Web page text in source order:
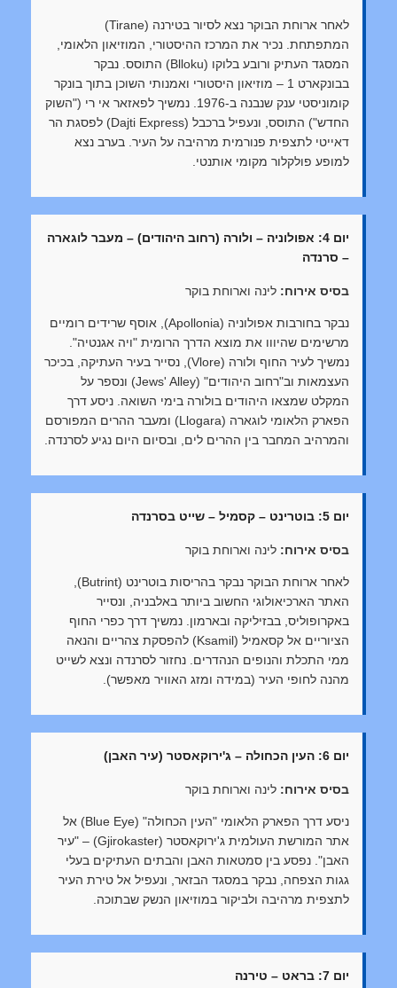
לאחר ארוחת הבוקר נצא לסיור בטירנה (Tirane)
המתפתחת. נכיר את המרכז ההיסטורי, המוזיאון הלאומי,
המסגד העתיק ורובע בלוקו (Blloku) התוסס. נבקר
בבונקארט 1 – מוזיאון היסטורי ואמנותי השוכן בתוך בונקר
קומוניסטי ענק שנבנה ב-1976. נמשיך לפאזאר אי רי ("השוק
החדש") התוסס, ונעפיל ברכבל (Dajti Express) לפסגת הר
דאייטי לתצפית פנורמית מרהיבה על העיר. בערב נצא
למופע פולקלור מקומי אותנטי.
יום 4: אפולוניה – ולורה (רחוב היהודים) – מעבר לוגארה
– סרנדה
בסיס אירוח: לינה וארוחת בוקר
נבקר בחורבות אפולוניה (Apollonia), אוסף שרידים רומיים
מרשימים שהיווו את מוצא הדרך הרומית "ויה אגנטיה".
נמשיך לעיר החוף ולורה (Vlore), נסייר בעיר העתיקה, בכיכר
העצמאות וב"רחוב היהודים" (Jews' Alley) ונספר על
המקלט שמצאו היהודים בולורה בימי השואה. ניסע דרך
הפארק הלאומי לוגארה (Llogara) ומעבר ההרים המפורסם
והמרהיב המחבר בין ההרים לים, ובסיום היום נגיע לסרנדה.
יום 5: בוטרינט – קסמיל – שייט בסרנדה
בסיס אירוח: לינה וארוחת בוקר
לאחר ארוחת הבוקר נבקר בהריסות בוטרינט (Butrint),
האתר הארכיאולוגי החשוב ביותר באלבניה, ונסייר
באקרופוליס, בבזיליקה ובארמון. נמשיך דרך כפרי החוף
הציוריים אל קסאמיל (Ksamil) להפסקת צהריים והנאה
ממי התכלת והנופים הנהדרים. נחזור לסרנדה ונצא לשייט
מהנה לחופי העיר (במידה ומזג האוויר מאפשר).
יום 6: העין הכחולה – ג'ירוקאסטר (עיר האבן)
בסיס אירוח: לינה וארוחת בוקר
ניסע דרך הפארק הלאומי "העין הכחולה" (Blue Eye) אל
אתר המורשת העולמית ג'ירוקאסטר (Gjirokaster) – "עיר
האבן". נפסע בין סמטאות האבן והבתים העתיקים בעלי
גגות הצפחה, נבקר במסגד הבזאר, ונעפיל אל טירת העיר
לתצפית מרהיבה ולביקור במוזיאון הנשק שבתוכה.
יום 7: בראט – טירנה